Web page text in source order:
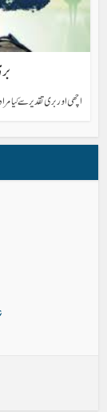
اچھی اور بری تقدیر سے کیا